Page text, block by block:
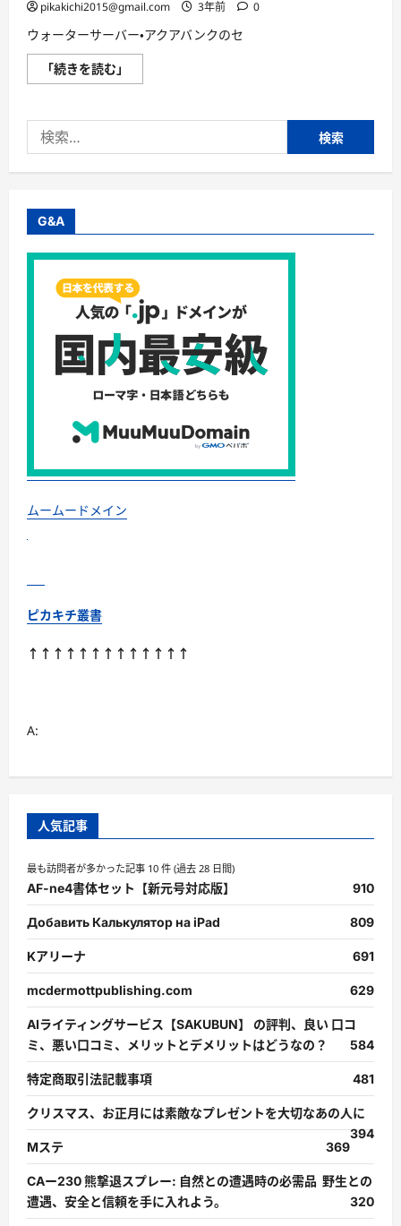
便
ー
ス
回
み
い
て
む
pikakichi2015@gmail.com 3年前 0
ウォーターサーバー・アクアバンクのセ
「続きを読む」
定
水
ウ
ォ
ー
ー
ア
ク
ア
バ
ク
に
つ
い
て
さ
に
読
索:
G&A
ムームードメイン
ピカキチ叢書
↑↑↑↑↑↑↑↑↑↑↑↑↑
A:
人気記事
最も訪問者が多かった記事 10 件 (過去 28 日間)
AF-ne4書体セット【新元号対応版】 910
Добавить Калькулятор на iPad 809
Kアリーナ 691
mcdermottpublishing.com 629
AIライティングサービス【SAKUBUN】 の評判、良い 口コ
ミ、悪い口コミ、メリットとデメリットはどうなの？
584
特定商取引法記載事項 481
クリスマス、お正月には素敵なプレゼントを大切なあの人に
394
Mステ
369
CAー230 熊撃退スプレー: 自然との遭遇時の必需品 野生との
遭遇、安全と信頼を手に入れよう。
320